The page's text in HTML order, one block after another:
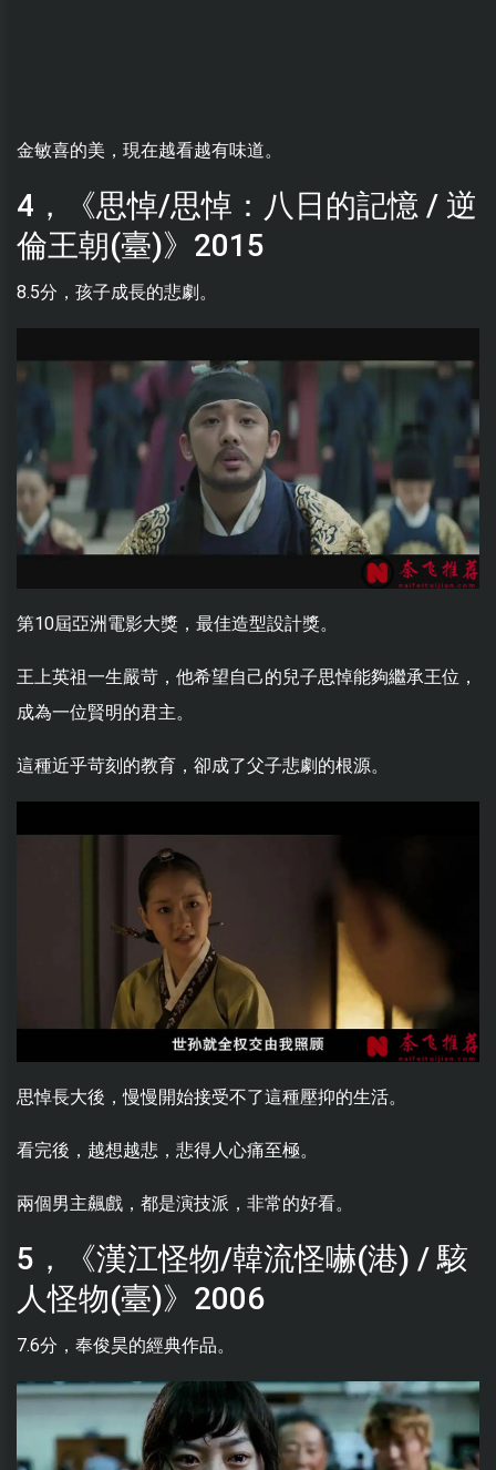
金敏喜的美，現在越看越有味道。
4，《思悼/思悼：八日的記憶 / 逆
倫王朝(臺)》2015
8.5分，孩子成長的悲劇。
第10屆亞洲電影大獎，最佳造型設計獎。
王上英祖一生嚴苛，他希望自己的兒子思悼能夠繼承王位，
成為一位賢明的君主。
這種近乎苛刻的教育，卻成了父子悲劇的根源。
思悼長大後，慢慢開始接受不了這種壓抑的生活。
看完後，越想越悲，悲得人心痛至極。
兩個男主飆戲，都是演技派，非常的好看。
5，《漢江怪物/韓流怪嚇(港) / 駭
人怪物(臺)》2006
7.6分，奉俊昊的經典作品。